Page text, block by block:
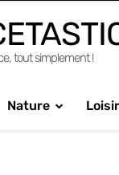
tout simplement !
Nature